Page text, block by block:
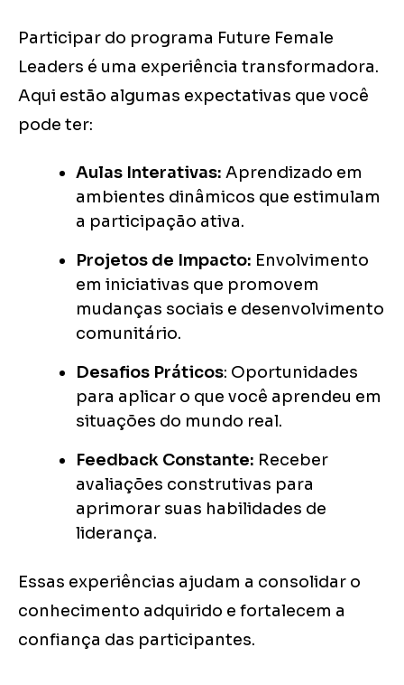
Participar do programa Future Female
Leaders é uma experiência transformadora.
Aqui estão algumas expectativas que você
pode ter:
Aulas Interativas: Aprendizado em
ambientes dinâmicos que estimulam
a participação ativa.
Projetos de Impacto: Envolvimento
em iniciativas que promovem
mudanças sociais e desenvolvimento
comunitário.
Desafios Práticos: Oportunidades
para aplicar o que você aprendeu em
situações do mundo real.
Feedback Constante: Receber
avaliações construtivas para
aprimorar suas habilidades de
liderança.
Essas experiências ajudam a consolidar o
conhecimento adquirido e fortalecem a
confiança das participantes.